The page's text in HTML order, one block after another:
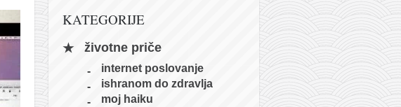
KATEGORIJE
životne priče
internet poslovanje
ishranom do zdravlja
moj haiku